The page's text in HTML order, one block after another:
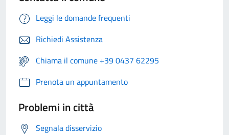
Leggi le domande frequenti
Richiedi Assistenza
Chiama il comune +39 0437 62295
Prenota un appuntamento
Problemi in città
Segnala disservizio